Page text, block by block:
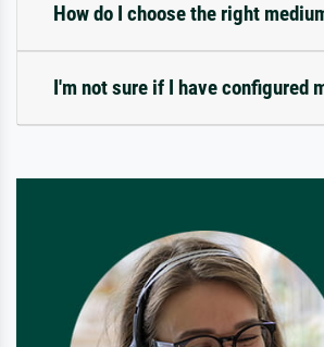
How do I choose the right
I'm not sure if I have configured